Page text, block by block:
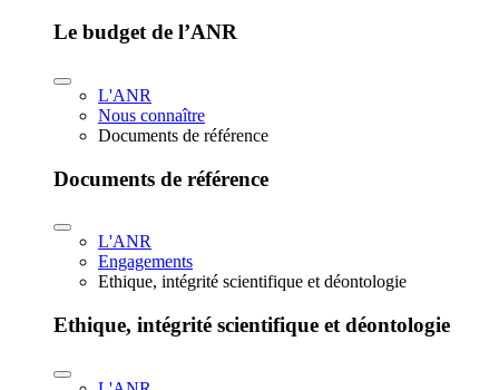
Le budget de l’ANR
L'ANR
Nous connaître
Documents de référence
Documents de référence
L'ANR
Engagements
Ethique, intégrité scientifique et déontologie
Ethique, intégrité scientifique et déontologie